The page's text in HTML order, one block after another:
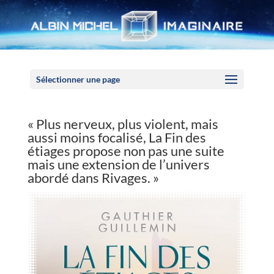
Sélectionner une page
« Plus nerveux, plus violent, mais
aussi moins focalisé, La Fin des
étiages propose non pas une suite
mais une extension de l’univers
abordé dans Rivages. »
Panneau de gestion des cookies